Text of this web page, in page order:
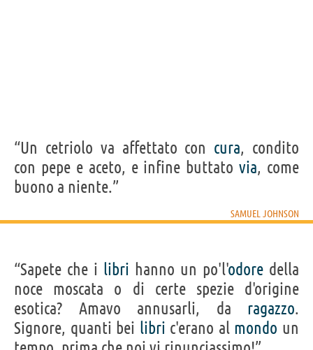
“Un cetriolo va affettato con cura, condito
con pepe e aceto, e infine buttatovia, come
buono a niente.”
SAMUEL JOHNSON
“Sapete che i libri hanno un po'l'odore della
noce moscata o di certe spezie d'origine
esotica? Amavo annusarli, da ragazzo.
Signore, quanti bei libri c'erano al mondo un